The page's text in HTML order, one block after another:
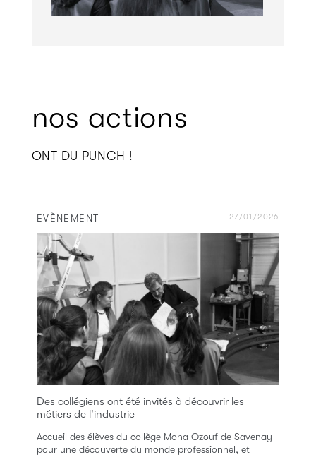
nos actions
ONT DU PUNCH !
27/01/2026
collégiens ont été invités à découvrir les
de l'industrie
des élèves du collège Mona Ozouf de Savenay
une découverte du monde professionnel, et